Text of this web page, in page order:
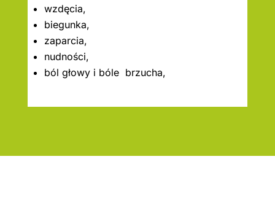
wzdęcia,
biegunka,
zaparcia,
nudności,
ból głowy i bóle brzucha,